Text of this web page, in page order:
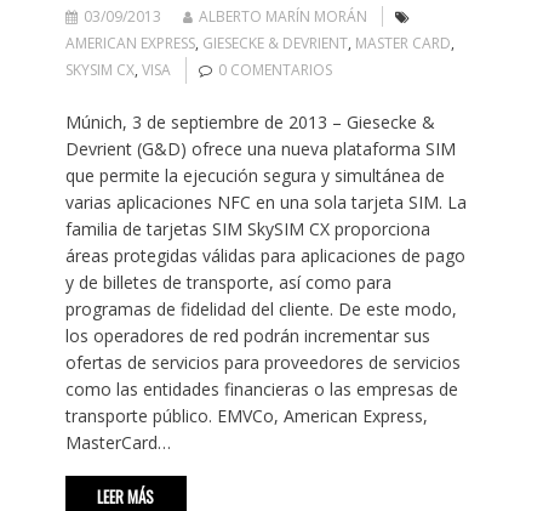
03/09/2013
ALBERTO MARÍN MORÁN
AMERICAN EXPRESS, GIESECKE & DEVRIENT, MASTER CARD,
SKYSIM CX, VISA 0 COMENTARIOS
Múnich, 3 de septiembre de 2013 – Giesecke &
Devrient (G&D) ofrece una nueva plataforma SIM
que permite la ejecución segura y simultánea de
varias aplicaciones NFC en una sola tarjeta SIM. La
familia de tarjetas SIM SkySIM CX proporciona
áreas protegidas válidas para aplicaciones de pago
y de billetes de transporte, así como para
programas de fidelidad del cliente. De este modo,
los operadores de red podrán incrementar sus
ofertas de servicios para proveedores de servicios
como las entidades financieras o las empresas de
transporte público. EMVCo, American Express,
MasterCard…
LEER MÁS